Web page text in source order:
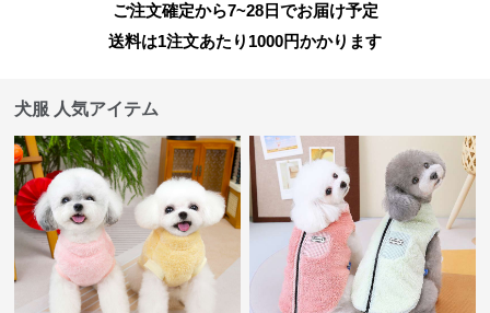
ご注文確定から7~28日でお届け予定
送料は1注文あたり 1000円かかります
犬服 人気アイテム